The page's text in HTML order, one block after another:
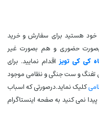
خود هستید برای سفارش و خرید
بصورت حضوری و هم بصورت غیر
کی کی تویز اقدام نمایید. برای
و ست جنگی و نظامی موجود
کلیک نماید.درصورتی که اسباب
نمی کنید به صفحه اینستاگرام